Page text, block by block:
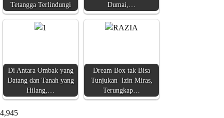
Tetangga Terlindungi
Dumai,…
Di Antara Ombak yang
Datang dan Tanah yang
Hilang,…
Dream Box tak Bisa
Tunjukan Izin Miras,
Terungkap…
4,945